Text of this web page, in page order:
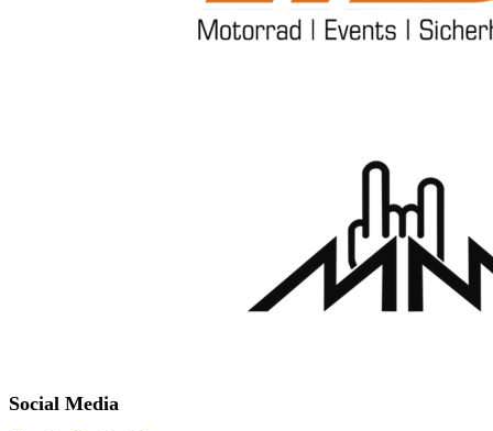
Social Media